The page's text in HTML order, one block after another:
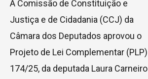
A Comissão de Constituição e
Justiça e de Cidadania (CCJ) da
Câmara dos Deputados aprovou o
Projeto de Lei Complementar (PLP)
174/25, da deputada Laura Carneiro